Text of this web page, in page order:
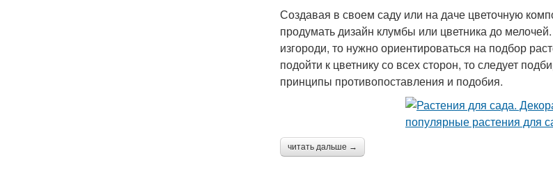
Создавая в своем саду или на даче цветочную
продумать дизайн клумбы или цветника до
изгороди, то нужно ориентироваться на подбор
подойти к цветнику со всех сторон, то следует
принципы противопоставления и подобия.
читать дальше →